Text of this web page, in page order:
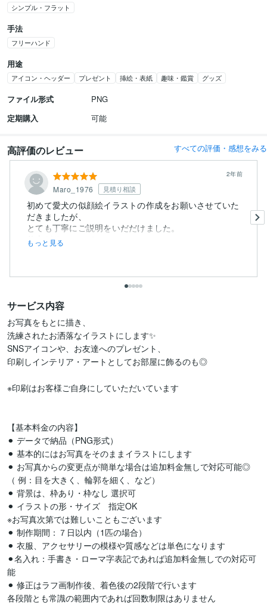
シンプル・フラット
手法
フリーハンド
用途
アイコン・ヘッダー プレゼント 挿絵・表紙 趣味・鑑賞 グッズ
ファイル形式
PNG
定期購入
可能
高評価のレビュー すべての評価・感想をみる
Maro_1976 見積り相談
2年前
初めて愛犬の似顔絵イラストの作成をお願いさせていた
だきましたが、
とても丁寧にご説明をいだだけました。
仕上がりについて...
もっと見る
サービス内容
お写真をもとに描き、
洗練されたお洒落なイラストにします✨
SNSアイコンや、お友達へのプレゼント、
印刷しインテリア・アートとしてお部屋に飾るのも◎
※印刷はお客様ご自身にしていただいています
【基本料金の内容】
⚫︎ データで納品（PNG形式）
⚫︎ 基本的にはお写真をそのままイラストにします
⚫︎ お写真からの変更点が簡単な場合は追加料金無しで対応可能◎
（ 例：目を大きく、輪郭を細く、など）
⚫︎ 背景は、枠あり・枠なし 選択可
⚫︎ イラストの形・サイズ　指定OK
※お写真次第では難しいこともございます
⚫︎ 制作期間：７日以内（1匹の場合）
⚫︎ 衣服、アクセサリーの模様や質感などは単色になります
⚫︎名入れ：手書き・ローマ字表記であれば追加料金無しでの対応可
能
⚫︎ 修正はラフ画制作後、着色後の2段階で行います
各段階とも常識の範囲内であれば回数制限はありません